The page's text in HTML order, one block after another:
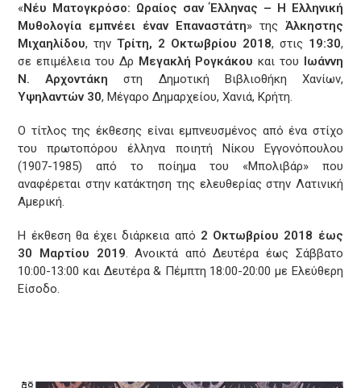
«Νέυ Ματογκρόσο: Ωραίος σαν Έλληνας – Η Ελληνική
Μυθολογία εμπνέει έναν Επαναστάτη» της Άλκηστης
Μιχαηλίδου, την Τρίτη, 2 Οκτωβρίου 2018, στις 19:30,
σε επιμέλεια του Δρ Μεγακλή Ρογκάκου και του Ιωάννη
Ν. Αρχοντάκη στη Δημοτική Βιβλιοθήκη Χανίων,
Υψηλαντών 30, Μέγαρο Δημαρχείου, Χανιά, Κρήτη.
Ο τίτλος της έκθεσης είναι εμπνευσμένος από ένα στίχο
του πρωτοπόρου έλληνα ποιητή Νίκου Εγγονόπουλου
(1907-1985) από το ποίημα του «Μπολιβάρ» που
αναφέρεται στην κατάκτηση της ελευθερίας στην Λατινική
Αμερική.
Η έκθεση θα έχει διάρκεια από 2 Οκτωβρίου 2018 έως
30 Μαρτίου 2019. Ανοικτά από Δευτέρα έως Σάββατο
10:00-13:00 και Δευτέρα & Πέμπτη 18:00-20:00 με Ελεύθερη
Είσοδο.